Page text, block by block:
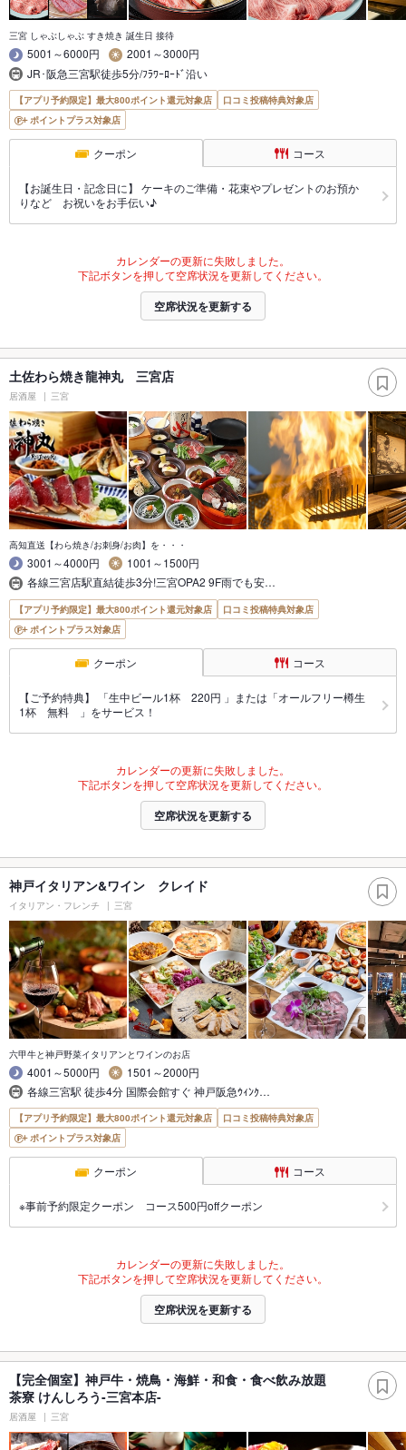
三宮 しゃぶしゃぶ すき焼き 誕生日 接待
5001～6000円
2001～3000円
JR･阪急三宮駅徒歩5分/ﾌﾗﾜｰﾛｰﾄﾞ沿い
【アプリ予約限定】最大800ポイント還元対象店
口コミ投稿特典対象店
ポイントプラス対象店
クーポン コース
【お誕生日・記念日に】 ケーキのご準備・花束やプレゼントのお預か
りなど お祝いをお手伝い♪
カレンダーの更新に失敗しました。
下記ボタンを押して空席状況を更新してください。
空席状況を更新する
土佐わら焼き龍神丸 三宮店
居酒屋 三宮
高知直送【わら焼き/お刺身/お肉】を・・・
3001～4000円
1001～1500円
各線三宮店駅直結徒歩3分!三宮OPA2 9F雨でも安…
【アプリ予約限定】最大800ポイント還元対象店
口コミ投稿特典対象店
ポイントプラス対象店
クーポン コース
【ご予約特典】 「生中ビール1杯 220円 」または「オールフリー樽生
1杯 無料 」をサービス！
カレンダーの更新に失敗しました。
下記ボタンを押して空席状況を更新してください。
空席状況を更新する
神戸イタリアン&ワイン クレイド
イタリアン・フレンチ 三宮
六甲牛と神戸野菜イタリアンとワインのお店
4001～5000円
1501～2000円
各線三宮駅 徒歩4分 国際会館すぐ 神戸阪急ｳｨﾝｸ…
【アプリ予約限定】最大800ポイント還元対象店
口コミ投稿特典対象店
ポイントプラス対象店
クーポン コース
※事前予約限定クーポン コース500円offクーポン
カレンダーの更新に失敗しました。
下記ボタンを押して空席状況を更新してください。
空席状況を更新する
【完全個室】神戸牛・焼鳥・海鮮・和食・食べ飲み放題
茶寮 けんしろう-三宮本店-
居酒屋 三宮